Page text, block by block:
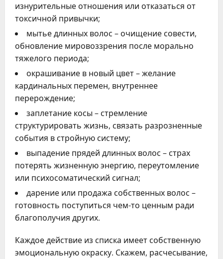
изнурительные отношения или отказаться от
токсичной привычки;
мытье длинных волос – очищение совести,
обновление мировоззрения после морально
тяжелого периода;
окрашивание в новый цвет – желание
кардинальных перемен, внутреннее
перерождение;
заплетание косы – стремление
структурировать жизнь, связать разрозненные
события в стройную систему;
выпадение прядей длинных волос – страх
потерять жизненную энергию, переутомление
или психосоматический сигнал;
дарение или продажа собственных волос –
готовность поступиться чем-то ценным ради
благополучия других.
Каждое действие из списка имеет собственную
эмоциональную окраску. Скажем, расчесывание,